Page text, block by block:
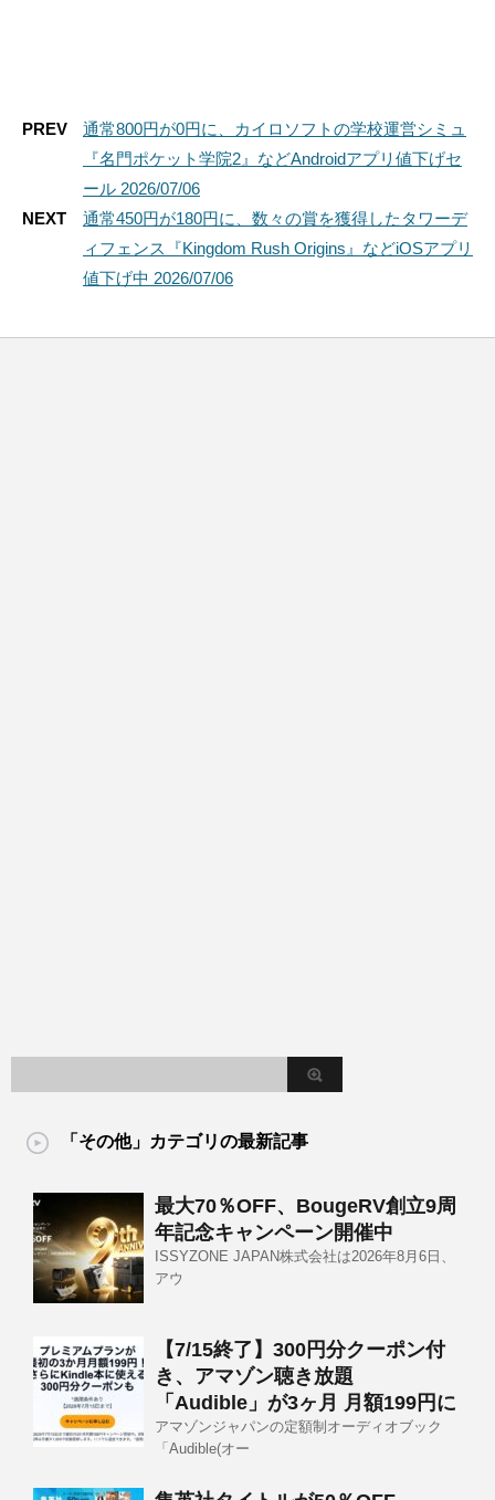
PREV
通常800円が0円に、カイロソフトの学校運営シミュ
『名門ポケット学院2』などAndroidアプリ値下げセ
ール 2026/07/06
NEXT
通常450円が180円に、数々の賞を獲得したタワーデ
ィフェンス『Kingdom Rush Origins』などiOSアプリ
値下げ中 2026/07/06
「その他」カテゴリの最新記事
最大70％OFF、BougeRV創立9周
年記念キャンペーン開催中
ISSYZONE JAPAN株式会社は2026年8月6日、
アウ
【7/15終了】300円分クーポン付
き、アマゾン聴き放題
「Audible」が3ヶ月 月額199円に
アマゾンジャパンの定額制オーディオブック
「Audible(オー